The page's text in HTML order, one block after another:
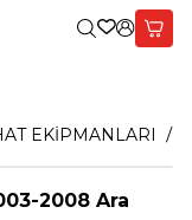
Giriş Yap,
EKİPMANLARI
2008 Ara